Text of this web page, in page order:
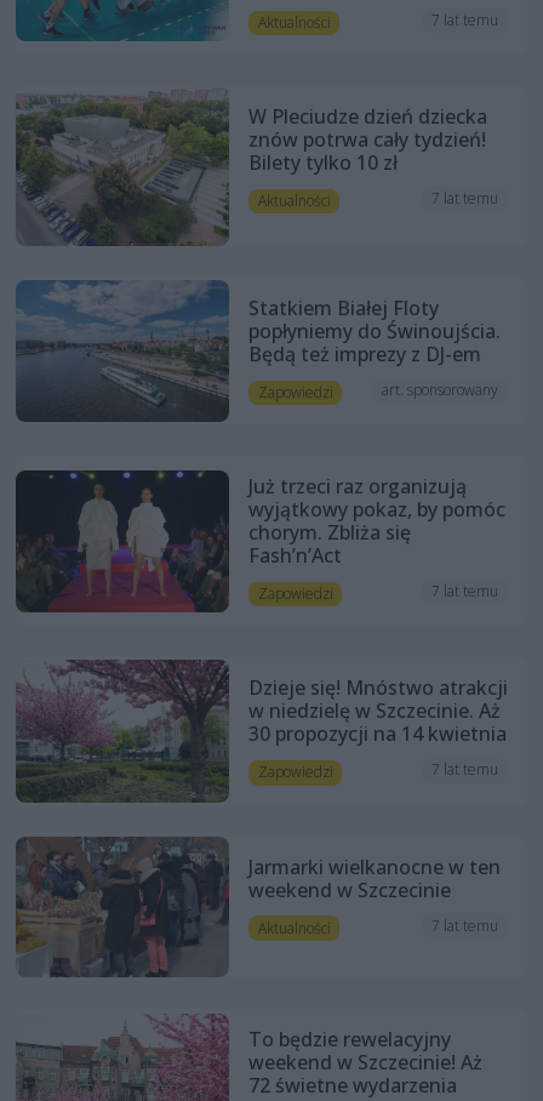
Aktualności 7 lat temu
W Pleciudze dzień dziecka
znów potrwa cały tydzień!
Bilety tylko 10 zł
Aktualności 7 lat temu
Statkiem Białej Floty
popłyniemy do Świnoujścia.
Będą też imprezy z DJ-em
Zapowiedzi art. sponsorowany
Już trzeci raz organizują
wyjątkowy pokaz, by pomóc
chorym. Zbliża się
Fash’n’Act
Zapowiedzi 7 lat temu
Dzieje się! Mnóstwo atrakcji
w niedzielę w Szczecinie. Aż
30 propozycji na 14 kwietnia
Zapowiedzi 7 lat temu
Jarmarki wielkanocne w ten
weekend w Szczecinie
Aktualności 7 lat temu
To będzie rewelacyjny
weekend w Szczecinie! Aż
72 świetne wydarzenia